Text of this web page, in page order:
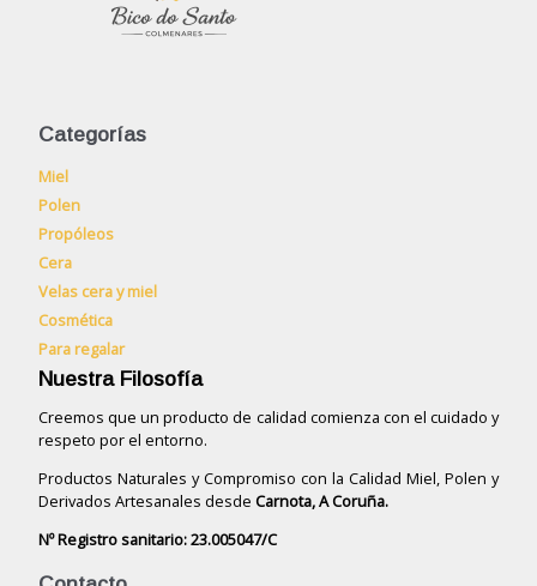
Categorías
Miel
Polen
Propóleos
Cera
Velas cera y miel
Cosmética
Para regalar
Nuestra Filosofía
Creemos que un producto de calidad comienza con el cuidado y
respeto por el entorno.
Productos Naturales y Compromiso con la Calidad Miel, Polen y
Derivados Artesanales desde Carnota, A Coruña.
Nº Registro sanitario: 23.005047/C